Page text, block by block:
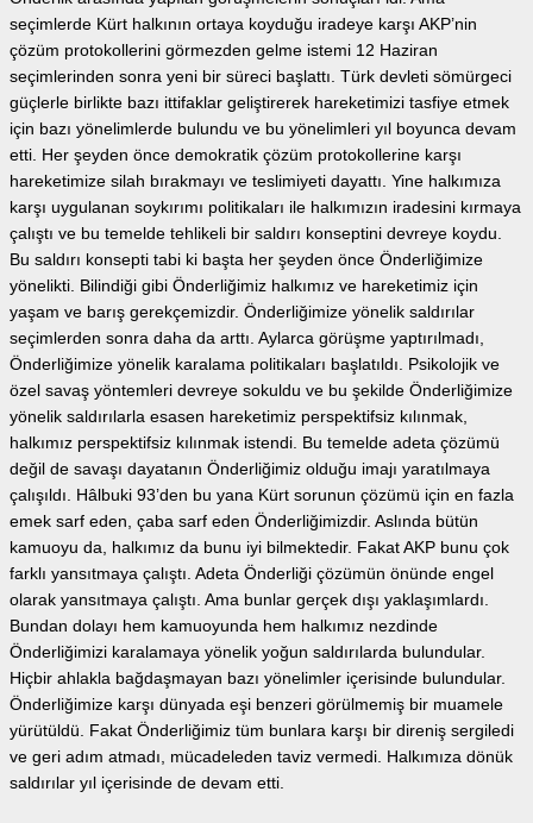
seçimlerde Kürt halkının ortaya koyduğu iradeye karşı AKP’nin
çözüm protokollerini görmezden gelme istemi 12 Haziran
seçimlerinden sonra yeni bir süreci başlattı. Türk devleti sömürgeci
güçlerle birlikte bazı ittifaklar geliştirerek hareketimizi tasfiye etmek
için bazı yönelimlerde bulundu ve bu yönelimleri yıl boyunca devam
etti. Her şeyden önce demokratik çözüm protokollerine karşı
hareketimize silah bırakmayı ve teslimiyeti dayattı. Yine halkımıza
karşı uygulanan soykırımı politikaları ile halkımızın iradesini kırmaya
çalıştı ve bu temelde tehlikeli bir saldırı konseptini devreye koydu.
Bu saldırı konsepti tabi ki başta her şeyden önce Önderliğimize
yönelikti. Bilindiği gibi Önderliğimiz halkımız ve hareketimiz için
yaşam ve barış gerekçemizdir. Önderliğimize yönelik saldırılar
seçimlerden sonra daha da arttı. Aylarca görüşme yaptırılmadı,
Önderliğimize yönelik karalama politikaları başlatıldı. Psikolojik ve
özel savaş yöntemleri devreye sokuldu ve bu şekilde Önderliğimize
yönelik saldırılarla esasen hareketimiz perspektifsiz kılınmak,
halkımız perspektifsiz kılınmak istendi. Bu temelde adeta çözümü
değil de savaşı dayatanın Önderliğimiz olduğu imajı yaratılmaya
çalışıldı. Hâlbuki 93’den bu yana Kürt sorunun çözümü için en fazla
emek sarf eden, çaba sarf eden Önderliğimizdir. Aslında bütün
kamuoyu da, halkımız da bunu iyi bilmektedir. Fakat AKP bunu çok
farklı yansıtmaya çalıştı. Adeta Önderliği çözümün önünde engel
olarak yansıtmaya çalıştı. Ama bunlar gerçek dışı yaklaşımlardı.
Bundan dolayı hem kamuoyunda hem halkımız nezdinde
Önderliğimizi karalamaya yönelik yoğun saldırılarda bulundular.
Hiçbir ahlakla bağdaşmayan bazı yönelimler içerisinde bulundular.
Önderliğimize karşı dünyada eşi benzeri görülmemiş bir muamele
yürütüldü. Fakat Önderliğimiz tüm bunlara karşı bir direniş sergiledi
ve geri adım atmadı, mücadeleden taviz vermedi. Halkımıza dönük
saldırılar yıl içerisinde de devam etti.